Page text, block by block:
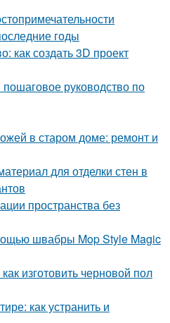
годы
как создать 3D проект
руководство по
в старом доме: ремонт и
для отделки стен в
пространства без
швабры Mop Style Magic
изготовить черновой пол
как устранить и